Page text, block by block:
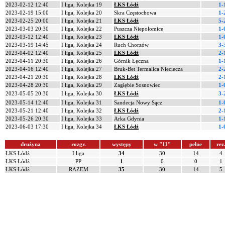
2023-02-12 12:40
I liga, Kolejka 19 ŁKS Łódź
1-
2023-02-19 15:00
I liga, Kolejka 20 Skra Częstochowa
1-
2023-02-25 20:00
I liga, Kolejka 21 ŁKS Łódź
5-
2023-03-03 20:30
I liga, Kolejka 22 Puszcza Niepołomice
1-
2023-03-12 12:40
I liga, Kolejka 23 ŁKS Łódź
1-
2023-03-19 14:45
I liga, Kolejka 24 Ruch Chorzów
3-
2023-04-02 12:40
I liga, Kolejka 25 ŁKS Łódź
2-
2023-04-11 20:30
I liga, Kolejka 26 Górnik Łęczna
1-
2023-04-16 12:40
I liga, Kolejka 27 Bruk-Bet Termalica Nieciecza
2-
2023-04-21 20:30
I liga, Kolejka 28 ŁKS Łódź
2-
2023-04-28 20:30
I liga, Kolejka 29 Zagłębie Sosnowiec
1-
2023-05-05 20:30
I liga, Kolejka 30 ŁKS Łódź
3-
2023-05-14 12:40
I liga, Kolejka 31 Sandecja Nowy Sącz
1-
2023-05-21 12:40
I liga, Kolejka 32 ŁKS Łódź
2-
2023-05-26 20:30
I liga, Kolejka 33 Arka Gdynia
1-
2023-06-03 17:30
I liga, Kolejka 34 ŁKS Łódź 1-
drużyna rozgr. występy w "11" pełne
rez.
ŁKS Łódź
I liga 34 30 14
4
ŁKS Łódź
PP 1 0 0
1
ŁKS Łódź
RAZEM 35 30 14 5